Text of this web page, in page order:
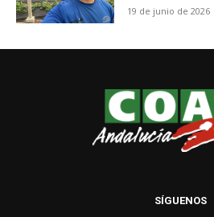
19 de junio de 2026
SÍGUENOS